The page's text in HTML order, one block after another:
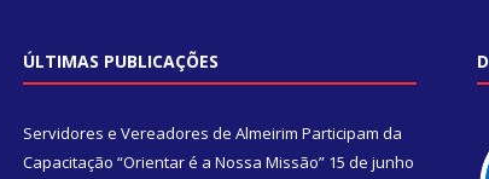
ÚLTIMAS PUBLICAÇÕES
Servidores e Vereadores de Almeirim Participam da
Capacitação “Orientar é a Nossa Missão” 15 de junho